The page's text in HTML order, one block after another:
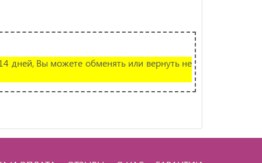
дней, Вы можете обменять или вернуть не